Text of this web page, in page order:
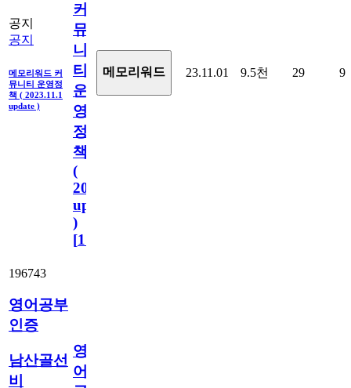
공지
공지
메모리워드 커
뮤니티 운영정
책 ( 2023.11.1
update )
커
뮤
니
티
운
영
정
책
(
2023.11.1
update
)
[110
메모리워드 23.11.01 9.5천 29 9
196743
영어공부
인증
남산골선
비
영
어